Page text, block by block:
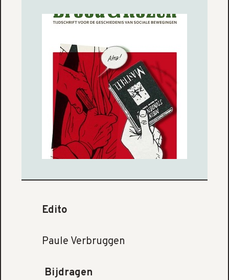
Edito
Paule Verbruggen
Bijdragen